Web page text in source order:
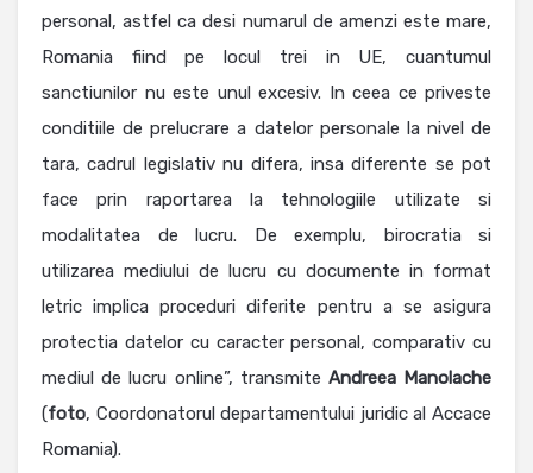
personal, astfel ca desi numarul de amenzi este mare,
Romania fiind pe locul trei in UE, cuantumul
sanctiunilor nu este unul excesiv. In ceea ce priveste
conditiile de prelucrare a datelor personale la nivel de
tara, cadrul legislativ nu difera, insa diferente se pot
face prin raportarea la tehnologiile utilizate si
modalitatea de lucru. De exemplu, birocratia si
utilizarea mediului de lucru cu documente in format
letric implica proceduri diferite pentru a se asigura
protectia datelor cu caracter personal, comparativ cu
mediul de lucru online”, transmite Andreea Manolache
(foto, Coordonatorul departamentului juridic al Accace
Romania).